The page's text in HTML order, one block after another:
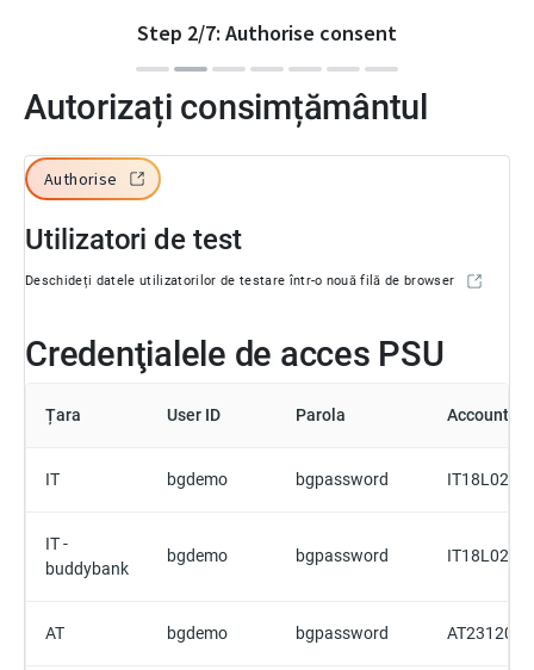
Step 2/7: Authorise consent
Autorizați consimțământul
Authorise
Utilizatori de test
Deschideți datele utilizatorilor de testare într-o nouă filă de browser
Credenţialele de acces PSU
Țara User ID Parola Account 1
IT bgdemo bgpassword
IT -
buddybank
bgdemo bgpassword
AT bgdemo bgpassword